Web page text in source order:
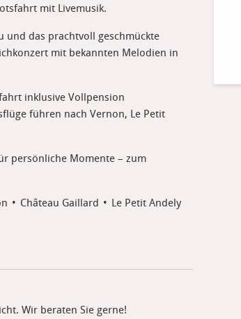
mit Livemusik.
und das prachtvoll geschmückte
mit bekannten Melodien in
inklusive Vollpension
führen nach Vernon, Le Petit
persönliche Momente – zum
Château Gaillard
Le Petit Andely
Wir beraten Sie gerne!